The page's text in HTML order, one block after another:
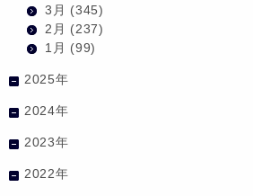
3月 (345)
2月 (237)
1月 (99)
2025年
2024年
2023年
2022年